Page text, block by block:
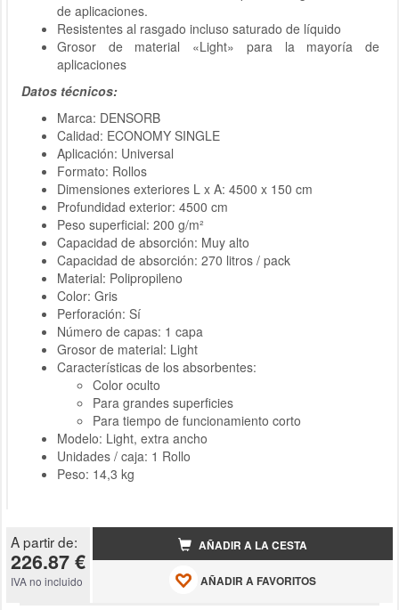
de aplicaciones.
Resistentes al rasgado incluso saturado de líquido
Grosor de material «Light» para la mayoría de
aplicaciones
Datos técnicos:
Marca: DENSORB
Calidad: ECONOMY SINGLE
Aplicación: Universal
Formato: Rollos
Dimensiones exteriores L x A: 4500 x 150 cm
Profundidad exterior: 4500 cm
Peso superficial: 200 g/m²
Capacidad de absorción: Muy alto
Capacidad de absorción: 270 litros / pack
Material: Polipropileno
Color: Gris
Perforación: Sí
Número de capas: 1 capa
Grosor de material: Light
Características de los absorbentes:
Color oculto
Para grandes superficies
Para tiempo de funcionamiento corto
Modelo: Light, extra ancho
Unidades / caja: 1 Rollo
Peso: 14,3 kg
A partir de:
226.87 €
IVA no incluido
AÑADIR A LA CESTA
AÑADIR A FAVORITOS